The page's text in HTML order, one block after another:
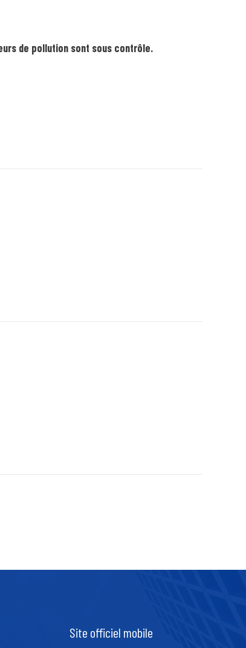
de pollution sont sous contrôle.
Site officiel mobile